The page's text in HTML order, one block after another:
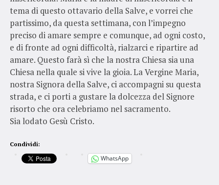
tema di questo ottavario della Salve, e vorrei che
partissimo, da questa settimana, con l’impegno
preciso di amare sempre e comunque, ad ogni costo,
e di fronte ad ogni difficoltà, rialzarci e ripartire ad
amare. Questo farà sì che la nostra Chiesa sia una
Chiesa nella quale si vive la gioia. La Vergine Maria,
nostra Signora della Salve, ci accompagni su questa
strada, e ci porti a gustare la dolcezza del Signore
risorto che ora celebriamo nel sacramento.
Sia lodato Gesù Cristo.
Condividi:
WhatsApp